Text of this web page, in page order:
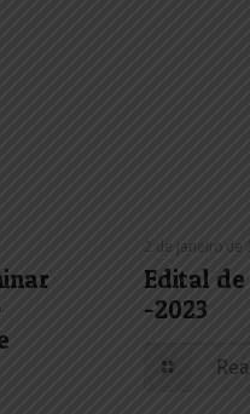
2 de janeiro de
Edital
-2023